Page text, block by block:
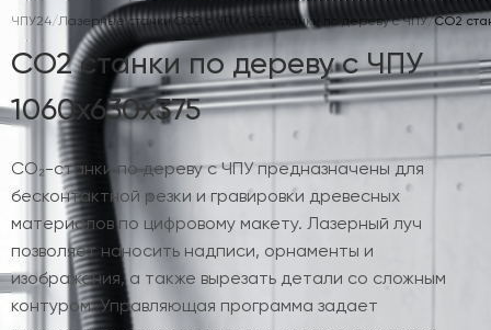
ЧПУ24/Лазерные станки CO2 с ЧПУ CO2 станки по дереву с ЧПУ/CO2
CO2 станки по дереву с ЧПУ
1060х630х375
CO₂-станки по дереву с ЧПУ предназначены для
бесконтактной резки и гравировки древесных
материалов по цифровому макету. Лазерный луч
позволяет наносить надписи, орнаменты и
изображения, а также вырезать детали со сложным
контуром. Управляющая программа задает